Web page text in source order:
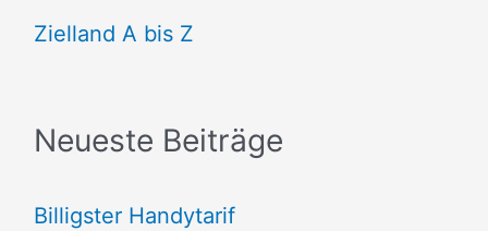
n
h
Zielland A bis Z
Neueste Beiträge
Billigster Handytarif